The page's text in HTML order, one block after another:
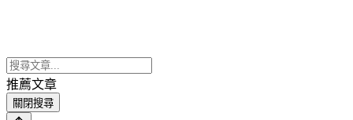
推薦文章
關閉搜尋